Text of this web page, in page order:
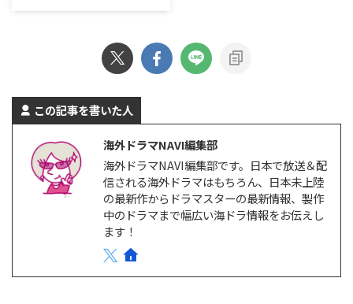
の韓国ドラマを一挙紹介！
ラマとは？ ABEMAでは、オリジ
ナルのドラマや恋愛リアリティー
ショー、アニメ、スポーツなど、
ドラマをはじめとするアジアドラ
マも豊富で、特にK-POPアイドル
レミアムで多数独占配信してい
る。 ABEMAプレミアムは、広告
なしと広告つきの2つのプランが
ある。 ABEMAプレミアム 広告つ
きABEMAプレミアム 月額料金
￥1,180/月 ￥680/月 プレミ …
この記事を書いた人
海外ドラマNAVI編集部
海外ドラマNAVI編集部です。日本で放送＆配
信される海外ドラマはもちろん、日本未上陸
の最新作からドラマスターの最新情報、製作
中のドラマまで幅広い海ドラ情報をお伝えし
ます！